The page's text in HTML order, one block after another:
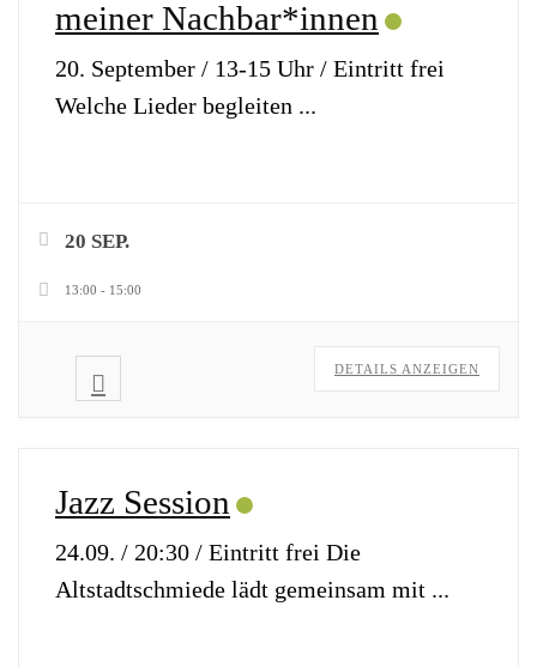
meiner Nachbar*innen
20. September / 13-15 Uhr / Eintritt frei
Welche Lieder begleiten ...
20 SEP.
13:00 - 15:00
DETAILS ANZEIGEN
Jazz Session
24.09. / 20:30 / Eintritt frei Die
Altstadtschmiede lädt gemeinsam mit ...